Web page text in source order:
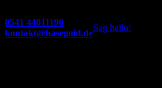
0541 44011190
kontakt@hasegold.de
Sag hallo!